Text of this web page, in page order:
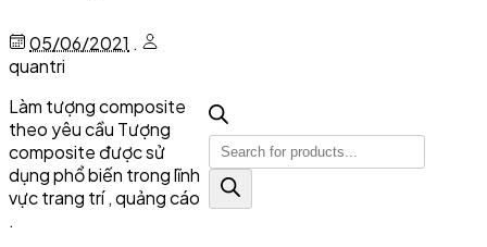
Tìm
kiếm
sản
05/06/2021 .
quantri
Làm tượng composite
theo yêu cầu Tượng
composite được sử
dụng phổ biến trong lĩnh
vực trang trí , quảng cáo
.